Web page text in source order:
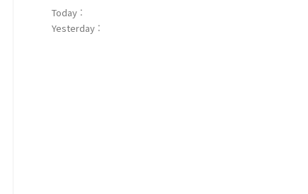
Today :
Yesterday :